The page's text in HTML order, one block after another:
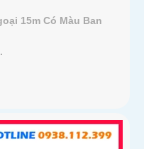
15m Có Màu Ban